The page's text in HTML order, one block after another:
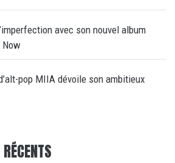
avec son nouvel album
pop MIIA dévoile son ambitieux